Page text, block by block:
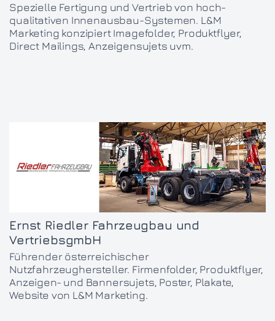
Spezielle Fertigung und Vertrieb von hoch-
qualitativen Innenausbau-Systemen. L&M
Marketing konzipiert Imagefolder, Produktflyer,
Direct Mailings, Anzeigensujets uvm.
Ernst Riedler Fahrzeugbau und
VertriebsgmbH
Führender österreichischer
Nutzfahrzeughersteller. Firmenfolder, Produktflyer,
Anzeigen- und Bannersujets, Poster, Plakate,
Website von L&M Marketing.